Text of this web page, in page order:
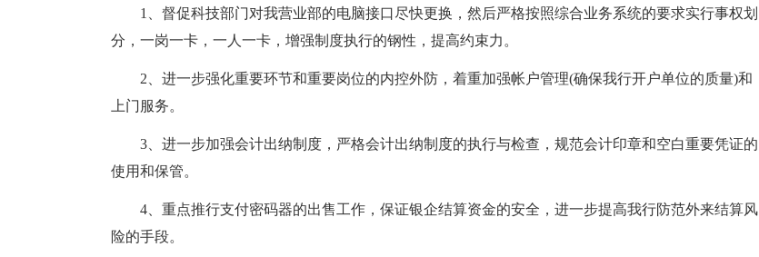
1、督促科技部门对我营业部的电脑接口尽快更换，然后严格按照综合业务系统的要求实行事权划
分，一岗一卡，一人一卡，增强制度执行的钢性，提高约束力。
2、进一步强化重要环节和重要岗位的内控外防，着重加强帐户管理(确保我行开户单位的质量)和
上门服务。
3、进一步加强会计出纳制度，严格会计出纳制度的执行与检查，规范会计印章和空白重要凭证的
使用和保管。
4、重点推行支付密码器的出售工作，保证银企结算资金的安全，进一步提高我行防范外来结算风
险的手段。